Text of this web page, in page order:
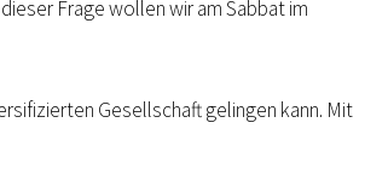
Frage wollen wir am Sabbat im
Gesellschaft gelingen kann. Mit